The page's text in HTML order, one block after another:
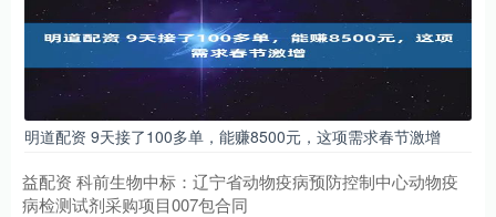
明道配资 9天接了100多单，能赚8500元，这项需求春节激增
益配资 科前生物中标：辽宁省动物疫病预防控制中心动物疫
病检测试剂采购项目007包合同